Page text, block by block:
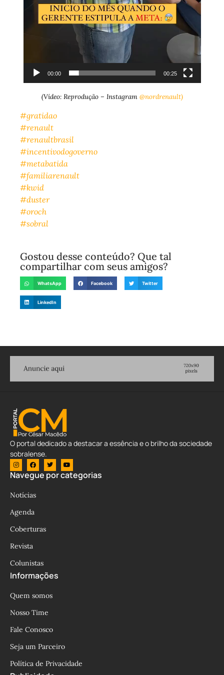
00:00 00:25
(Vídeo: Reprodução – Instagram @nordrenault)
#gratidao
#renault
#renaultbrasil
#incentivodogoverno
#metabatida
#familiarenault
#kwid
#duster
#oroch
#sobral
Gostou desse conteúdo? Que tal
compartilhar com seus amigos?
WhatsApp Facebook Twitter
LinkedIn
O portal dedicado a destacar a essência e o brilho da sociedade
sobralense.
Navegue por categorias
Notícias
Agenda
Coberturas
Revista
Colunistas
Informações
Quem somos
Nosso Time
Fale Conosco
Seja um Parceiro
Política de Privacidade